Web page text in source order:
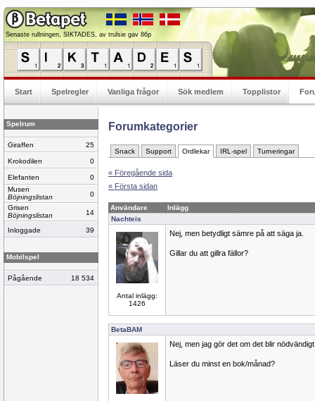
Senaste rullningen, SIKTADES, av trulsie gav 86p
Start Spelregler Vanliga frågor Sök medlem Topplistor
Spelrum
Giraffen 25
Krokodilen 0
Elefanten
0
Musen
Böjningslistan
0
Grisen
Böjningslistan
14
Inloggade 39
Mobilspel
Pågående 18 534
Forumkategorier
Snack Support Ordlekar IRL-spel Turneringar
« Föregående sida
« Första sidan
Användare
Inlägg
Nachteis
Antal inlägg:
1426
Nej, men betydligt sämre på att säga ja.
Gillar du att gillra fällor?
BetaBAM
Nej, men jag gör det om det blir
Läser du minst en bok/månad?